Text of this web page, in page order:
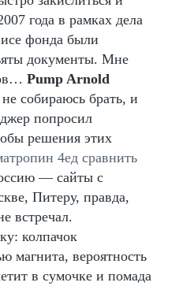
года в рамках дела
фонда были
документы. Мне
Pump Arnold
собираюсь брать, и
попросил
решения этих
4ед сравнить
— сайты с
Питеру, правда,
встречал.
колпачок
магнита, вероятность
в сумочке и помада